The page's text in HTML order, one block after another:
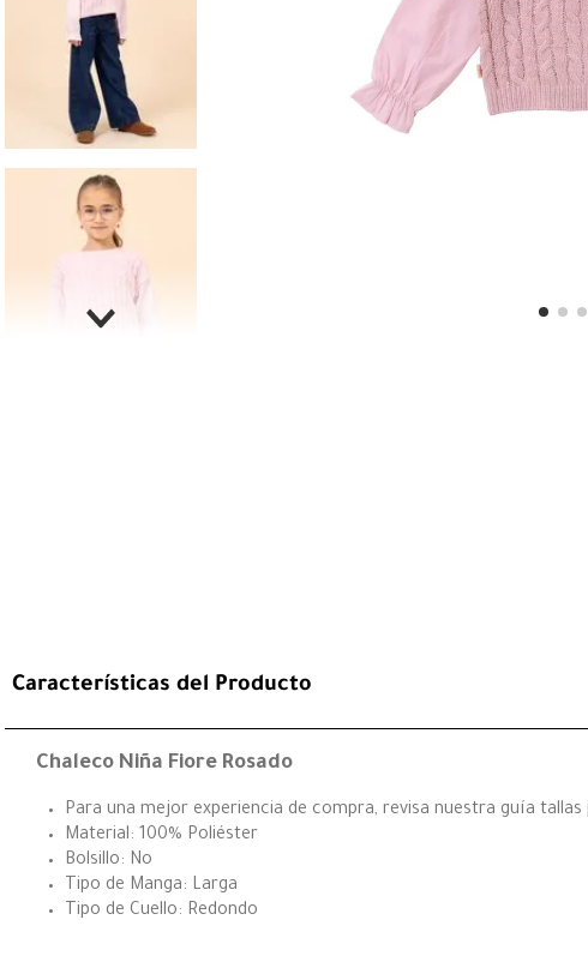
Características del Producto
Chaleco Niña Fiore Rosado
Para una mejor experiencia de compra, revisa nuestra guía
Material: 100% Poliéster
Bolsillo: No
Tipo de Manga: Larga
Tipo de Cuello: Redondo